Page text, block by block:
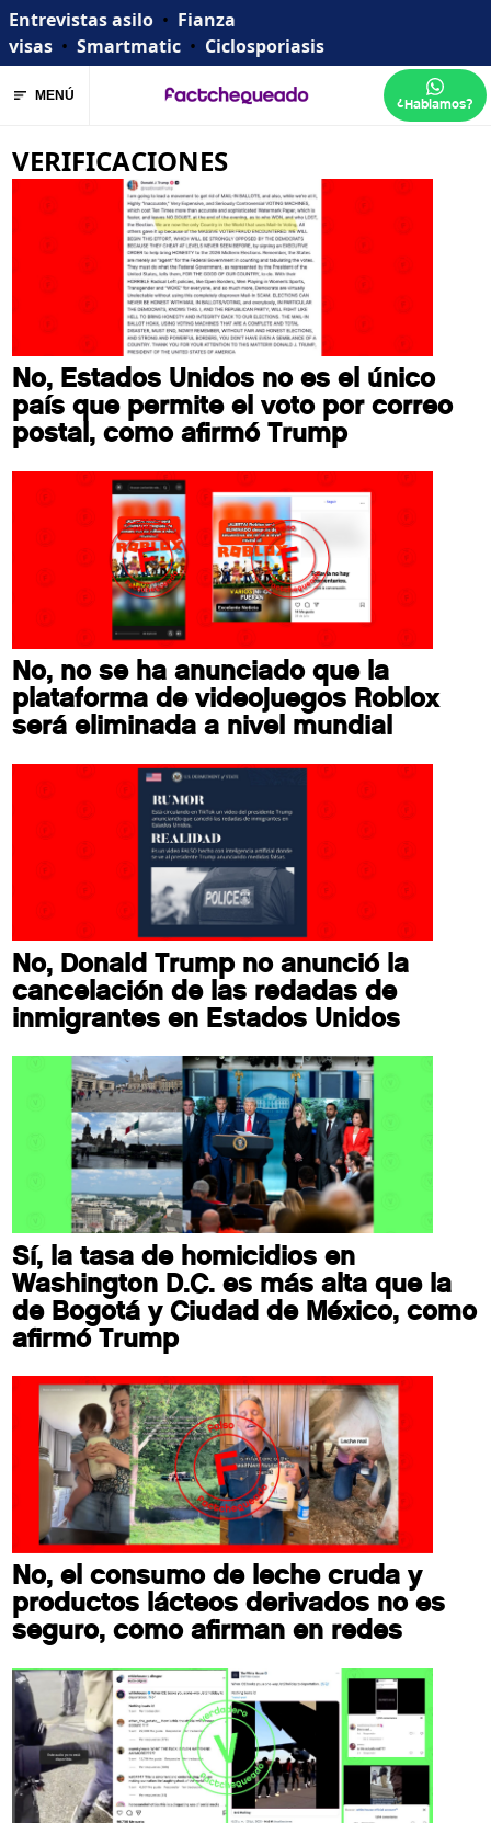
Entrevistas asilo • Fianza
visas • Smartmatic • Ciclosporiasis
MENÚ ¿Hablamos?
VERIFICACIONES
No, Estados Unidos no es el único
país que permite el voto por correo
postal, como afirmó Trump
No, no se ha anunciado que la
plataforma de videojuegos Roblox
será eliminada a nivel mundial
No, Donald Trump no anunció la
cancelación de las redadas de
inmigrantes en Estados Unidos
Sí, la tasa de homicidios en
Washington D.C. es más alta que la
de Bogotá y Ciudad de México, como
afirmó Trump
No, el consumo de leche cruda y
productos lácteos derivados no es
seguro, como afirman en redes